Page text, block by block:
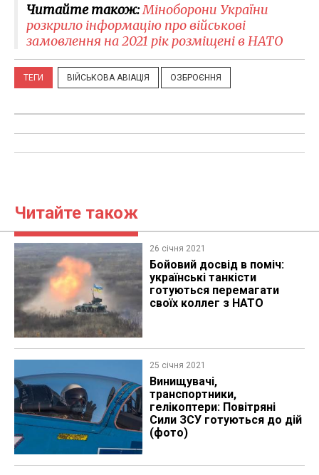
Читайте також:Міноборони України
розкрило інформацію про військові
замовлення на 2021 рік розміщені в НАТО
ТЕГИ ВІЙСЬКОВА АВІАЦІЯ ОЗБРОЄННЯ
Читайте також
26 січня 2021
Бойовий досвід в поміч:
українські танкісти
готуються перемагати
своїх коллег з НАТО
25 січня 2021
​Винищувачі,
транспортники,
гелікоптери: Повітряні
Сили ЗСУ готуються до дій
(фото)